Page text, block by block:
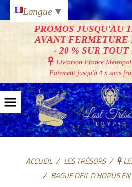
PROMOS JUSQU'AU
AVANT
- 20 % SUR
 Livraison France
Paiement jusqu'à 4 x sans
ACCUEIL LES TRÉSORS
BAGUE OEIL D'HORUS
Langue ▼
Panneau de gestion des cookies